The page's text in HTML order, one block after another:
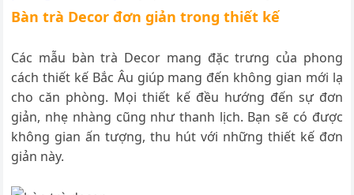
Bàn trà Decor đơn giản trong thiết kế
Các mẫu bàn trà Decor mang đặc trưng của phong
cách thiết kế Bắc Âu giúp mang đến không gian mới lạ
cho căn phòng. Mọi thiết kế đều hướng đến sự đơn
giản, nhẹ nhàng cũng như thanh lịch. Bạn sẽ có được
không gian ấn tượng, thu hút với những thiết kế đơn
giản này.